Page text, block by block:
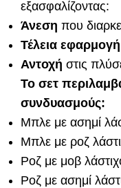
εξασφαλίζοντας:
Άνεση που
Τέλεια εφαρμογή
Αντοχή στις
Το σετ
συνδυασμούς:
Μπλε με ασημί
Μπλε με ροζ
Ροζ με μοβ
Ροζ με ασημί